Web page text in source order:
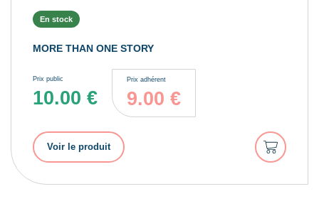
En stock
MORE THAN ONE STORY
Prix public
10.00 €
Prix adhérent
9.00 €
Voir le produit
Ajouter
au
panier